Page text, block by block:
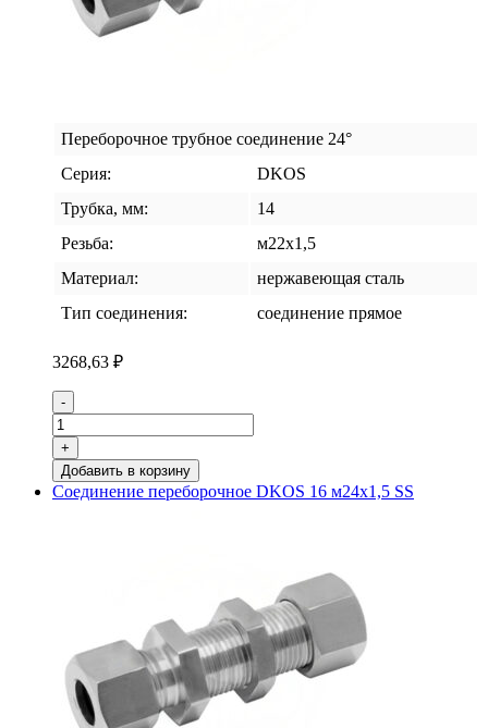
Переборочное трубное соединение 24°
Серия:
DKOS
Трубка, мм:
14
Резьба:
м22х1,5
Материал:
нержавеющая сталь
Тип соединения:
соединение прямое
3268,63 ₽
Количество
товара
Соединение
переборочное
DKOS
14
-
+
Добавить в корзину
Соединение переборочное DKOS 16 м24х1,5 SS